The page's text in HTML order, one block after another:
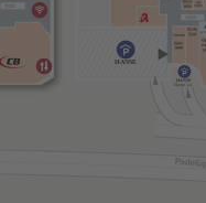
HANSE
HANSE
Ebene 1-4